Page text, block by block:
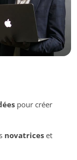
pour créer
novatriceset